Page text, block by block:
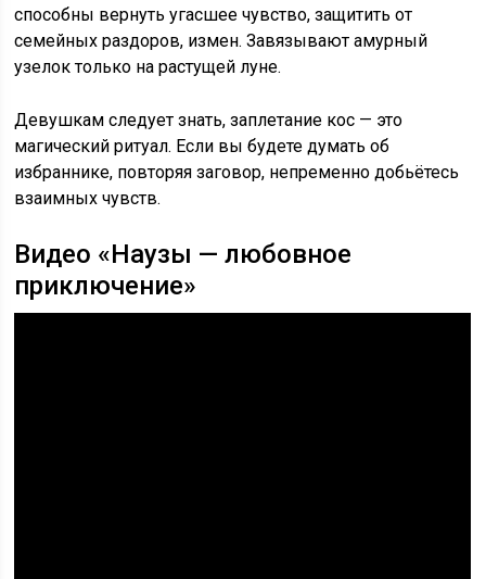
способны вернуть угасшее чувство, защитить от
семейных раздоров, измен. Завязывают амурный
узелок только на растущей луне.
Девушкам следует знать, заплетание кос — это
магический ритуал. Если вы будете думать об
избраннике, повторяя заговор, непременно добьётесь
взаимных чувств.
Видео «Наузы — любовное
приключение»